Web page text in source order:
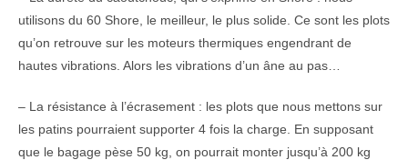
utilisons du 60 Shore, le meilleur, le plus solide. Ce sont les plots
qu’on retrouve sur les moteurs thermiques engendrant de
hautes vibrations. Alors les vibrations d’un âne au pas…
– La résistance à l’écrasement : les plots que nous mettons sur
les patins pourraient supporter 4 fois la charge. En supposant
que le bagage pèse 50 kg, on pourrait monter jusqu’à 200 kg